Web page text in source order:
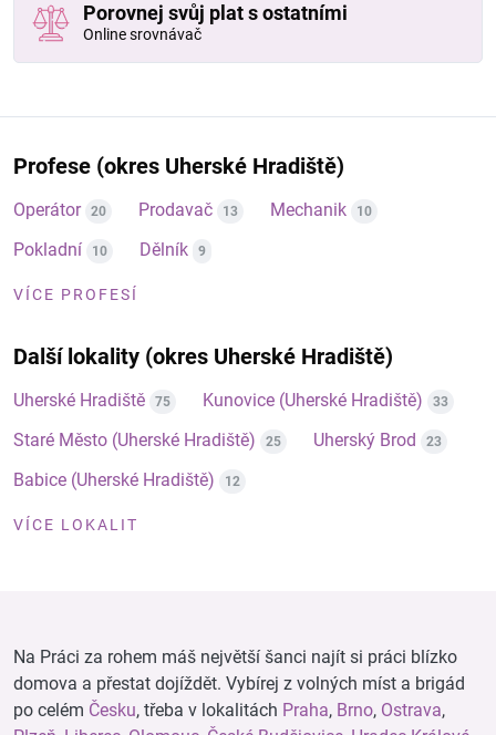
Porovnej svůj plat s ostatními
Online srovnávač
Profese (okres Uherské Hradiště)
Operátor 20 Prodavač 13 Mechanik 10
Pokladní 10 Dělník 9
VÍCE PROFESÍ
Další lokality (okres Uherské Hradiště)
Uherské Hradiště 75 Kunovice (Uherské Hradiště) 33
Staré Město (Uherské Hradiště) 25 Uherský Brod 23
Babice (Uherské Hradiště) 12
VÍCE LOKALIT
Na Práci za rohem máš největší šanci najít si práci blízko
domova a přestat dojíždět. Vybírej z volných míst a brigád
po celém Česku, třeba v lokalitách Praha, Brno, Ostrava,